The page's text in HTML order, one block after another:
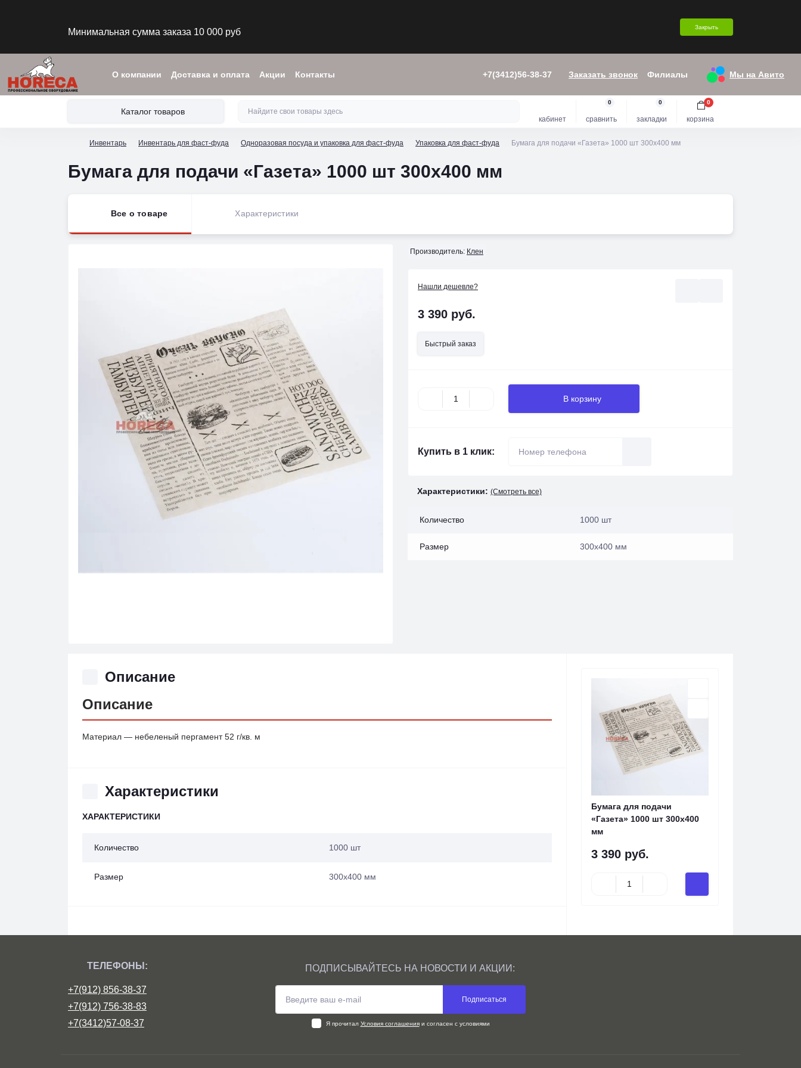
Минимальная сумма заказа 10 000 руб Закрыть
О компании Доставка и оплата Акции Контакты +7(3412)56-38-37 Заказать звонок Филиалы Мы на Авито
Каталог товаров
кабинет сравнить
0
закладки
0
корзина
0
Инвентарь Инвентарь для фаст-фуда Одноразовая посуда и упаковка для фаст-фуда Упаковка для фаст-фуда Бумага для подачи «Газета» 1000 шт 300х400 мм
Бумага для подачи «Газета» 1000 шт 300х400 мм
Все о товаре Характеристики
Производитель: Клен
Нашли дешевле?
3 390 руб.
Быстрый заказ
В корзину
Купить в 1 клик:
Характеристики: (Смотреть все)
Количество 1000 шт
Размер 300х400 мм
Описание
Описание
Материал — небеленый пергамент 52 г/кв. м
Характеристики
ХАРАКТЕРИСТИКИ
Количество 1000 шт
Размер 300х400 мм
Бумага для подачи
«Газета» 1000 шт 300х400
мм
3 390 руб.
ТЕЛЕФОНЫ:
+7(912) 856-38-37
+7(912) 756-38-83
+7(3412)57-08-37
ПОДПИСЫВАЙТЕСЬ НА НОВОСТИ И АКЦИИ:
Подписаться
Я прочитал Условия соглашенияи согласен с условиями